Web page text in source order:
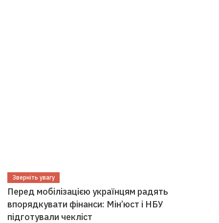
Зверніть увагу
Перед мобілізацією українцям радять
впорядкувати фінанси: Мін’юст і НБУ
підготували чекліст